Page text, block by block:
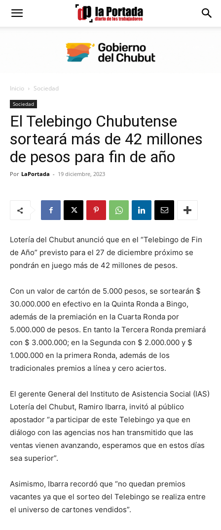
Diario
Portada
Inicio Sociedad
Sociedad
El Telebingo Chubutense
sorteará más de 42 millones
de pesos para fin de año
Por LaPortada - 19 diciembre, 2023
Lotería del Chubut anunció que en el “Telebingo de Fin
de Año” previsto para el 27 de diciembre próximo se
pondrán en juego más de 42 millones de pesos.
Con un valor de cartón de 5.000 pesos, se sortearán $
30.000.000 en efectivo en la Quinta Ronda a Bingo,
además de la premiación en la Cuarta Ronda por
5.000.000 de pesos. En tanto la Tercera Ronda premiará
con $ 3.000.000; en la Segunda con $ 2.000.000 y $
1.000.000 en la primera Ronda, además de los
tradicionales premios a línea y cero aciertos.
El gerente General del Instituto de Asistencia Social (IAS)
Lotería del Chubut, Ramiro Ibarra, invitó al público
apostador “a participar de este Telebingo ya que en
diálogo con las agencias nos han transmitido que las
ventas vienen avanzando, esperamos que en estos días
sea superior”.
Asimismo, Ibarra recordó que “no quedan premios
vacantes ya que el sorteo del Telebingo se realiza entre
el universo de cartones vendidos”.